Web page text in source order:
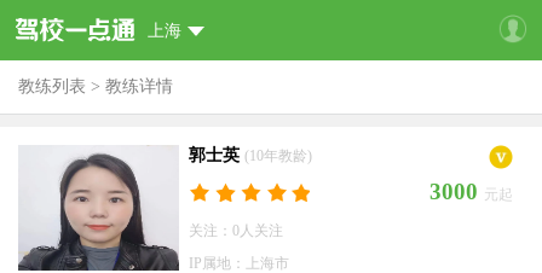
上海
教练列表 > 教练详情
郭士英 (10年教龄)
3000 元起
关注：0人关注
IP属地：上海市